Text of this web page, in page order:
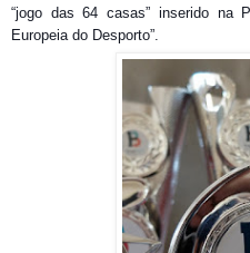
“jogo das 64 casas” inserido na
Europeia do Desporto”.